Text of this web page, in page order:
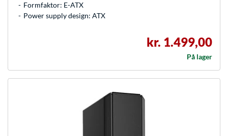
Formfaktor: E-ATX
Power supply design: ATX
kr. 1.499,00
På lager